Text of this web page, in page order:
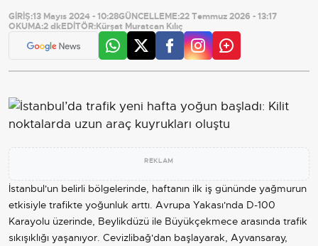
GİRİŞ:13 Mayıs 2024 - 10:28GÜNCELLEME:22 Temmuz 2026 - 13:17
OKUMA:2 dkEDİTÖR:Kürşat Muratcan Kılıç
REKLAM
İstanbul'un belirli bölgelerinde, haftanın ilk iş gününde yağmurun
etkisiyle trafikte yoğunluk arttı. Avrupa Yakası'nda D-100
Karayolu üzerinde, Beylikdüzü ile Büyükçekmece arasında trafik
sıkışıklığı yaşanıyor. Cevizlibağ'dan başlayarak, Ayvansaray,